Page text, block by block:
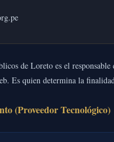
de Loreto es el
Es quien determina la
(Proveedor Tecnológico)